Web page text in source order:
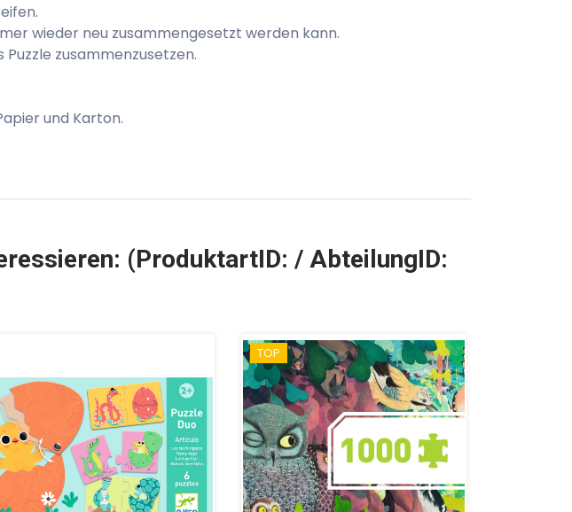
wieder neu zusammengesetzt werden kann.
zusammenzusetzen.
und Karton.
(ProduktartID: / AbteilungID:
TOP